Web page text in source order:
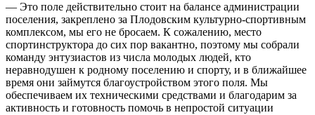
— Это поле действительно стоит на балансе администрации
поселения, закреплено за Плодовским культурно-спортивным
комплексом, мы его не бросаем. К сожалению, место
спортинструктора до сих пор вакантно, поэтому мы собрали
команду энтузиастов из числа молодых людей, кто
неравнодушен к родному поселению и спорту, и в ближайшее
время они займутся благоустройством этого поля. Мы
обеспечиваем их техническими средствами и благодарим за
активность и готовность помочь в непростой ситуации